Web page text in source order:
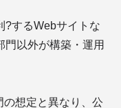
するWebサイトな
門以外が構築・運用
想定と異なり、公